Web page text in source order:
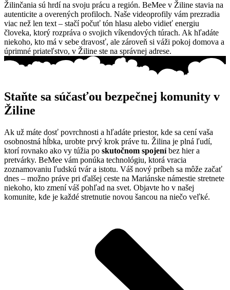
Žilinčania sú hrdí na svoju prácu a región. BeMee v Žiline stavia na
autenticite a overených profiloch. Naše videoprofily vám prezradia
viac než len text – stačí počuť tón hlasu alebo vidieť energiu
človeka, ktorý rozpráva o svojich víkendových túrach. Ak hľadáte
niekoho, kto má v sebe dravosť, ale zároveň si váži pokoj domova a
úprimné priateľstvo, v Žiline ste na správnej adrese.
Staňte sa súčasťou bezpečnej komunity v
Žiline
Ak už máte dosť povrchnosti a hľadáte priestor, kde sa cení vaša
osobnostná hĺbka, urobte prvý krok práve tu. Žilina je plná ľudí,
ktorí rovnako ako vy túžia po skutočnom spojeníbez hier a
pretvárky. BeMee vám ponúka technológiu, ktorá vracia
zoznamovaniu ľudskú tvár a istotu. Váš nový príbeh sa môže začať
dnes – možno práve pri ďalšej ceste na Mariánske námestie stretnete
niekoho, kto zmení váš pohľad na svet. Objavte ho v našej
komunite, kde je každé stretnutie novou šancou na niečo veľké.